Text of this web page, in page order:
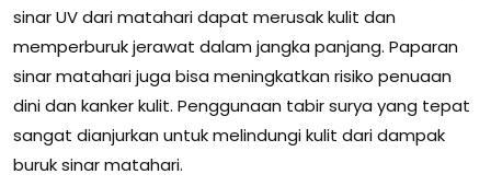
sinar UV dari matahari dapat merusak kulit dan
memperburuk jerawat dalam jangka panjang. Paparan
sinar matahari juga bisa meningkatkan risiko penuaan
dini dan kanker kulit. Penggunaan tabir surya yang tepat
sangat dianjurkan untuk melindungi kulit dari dampak
buruk sinar matahari.